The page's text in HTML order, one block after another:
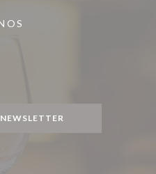
NEWSLETTER